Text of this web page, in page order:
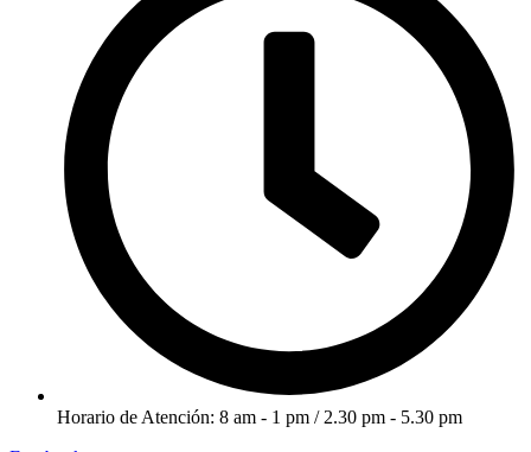
Horario de Atención: 8 am - 1 pm / 2.30 pm - 5.30 pm